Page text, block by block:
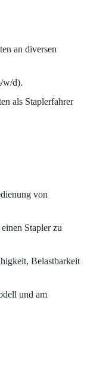
an diversen
w/d).
als Staplerfahrer
von
Stapler zu
Belastbarkeit
und am